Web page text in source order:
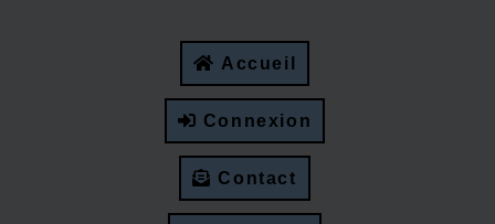
Accueil
Connexion
Contact